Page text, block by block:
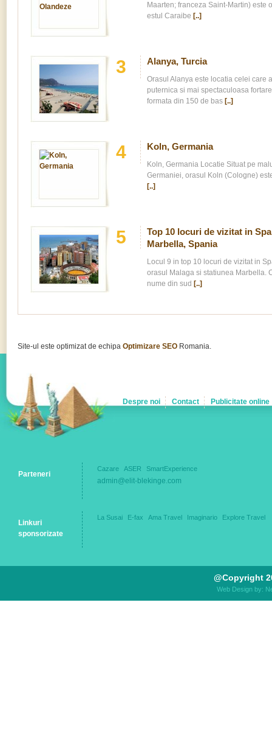
Maarten; franceza Saint-Martin) este
estul Caraibe [..]
3 Alanya, Turcia
Orasul Alanya este locatia celei care
puternica si mai spectaculoasa
formata din 150 de bas [..]
4 Koln, Germania
Koln, Germania Locatie Situat pe
Germaniei, orasul Koln (Cologne)
[..]
5
Top 10 locuri de vizitat in
Marbella, Spania
Locul 9 in top 10 locuri de vizitat in
orasul Malaga si statiunea Marbella.
nume din sud [..]
Site-ul este optimizat de echipa Optimizare SEORomania.
Despre noi Contact Publicitate online
Parteneri
Cazare ASER SmartExperience
admin@elit-blekinge.com
Linkuri
sponsorizate
La Susai E-fax Ama Travel Imaginario Explore Travel
@Copyright
Web Design by: